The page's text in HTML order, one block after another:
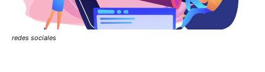
redes sociales